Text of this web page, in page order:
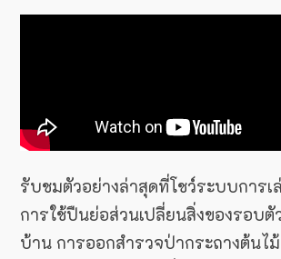
รับชมตัวอย่างล่าสุดที่โชว์ระบบการเ
การใช้ปืนย่อส่วนเปลี่ยนสิ่งของรอบตั
บ้าน การออกสำรวจป่ากระถางต้นไ